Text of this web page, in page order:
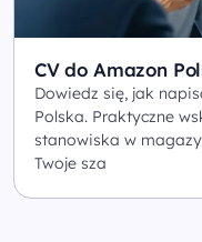
CV do Amazon
Dowiedz się, jak
Polska. Praktyczne
stanowiska w
Twoje sza